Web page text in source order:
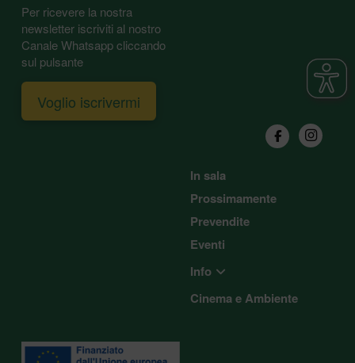
Per ricevere la nostra
newsletter iscriviti al nostro
Canale Whatsapp cliccando
sul pulsante
Voglio iscrivermi
In sala
Prossimamente
Prevendite
Eventi
Info
Cinema e Ambiente